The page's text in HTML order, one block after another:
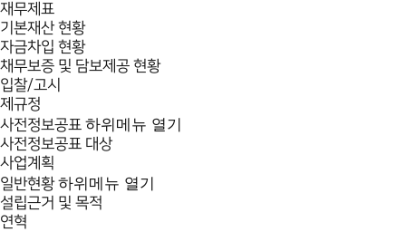
재무제표
기본재산 현황
자금차입 현황
채무보증 및 담보제공 현황
입찰/고시
제규정
사전정보공표 하위메뉴 열기
사전정보공표 대상
사업계획
일반현황 하위메뉴 열기
설립근거 및 목적
연혁